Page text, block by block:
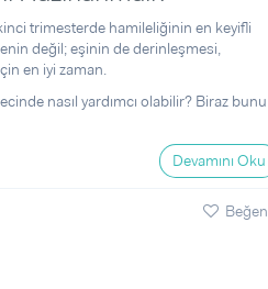
trimesterde hamileliğinin en keyifli
değil; eşinin de derinleşmesi,
en iyi zaman.
nasıl yardımcı olabilir? Biraz bunu
Devamını Oku
Beğen